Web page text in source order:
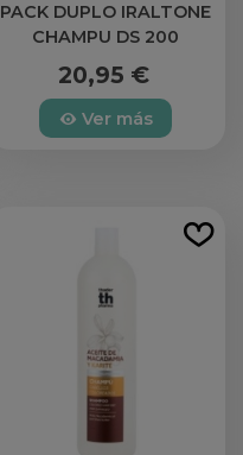
PACK DUPLO IRALTONE
CHAMPU DS 200
ML+200ML
20,95 €
Ver más